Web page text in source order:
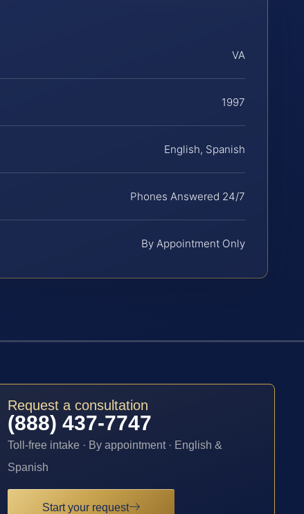
VA
1997
English, Spanish
Phones Answered 24/7
By Appointment Only
Request a consultation
(888) 437-7747
Toll-free intake · By appointment · English &
Spanish
Start your request